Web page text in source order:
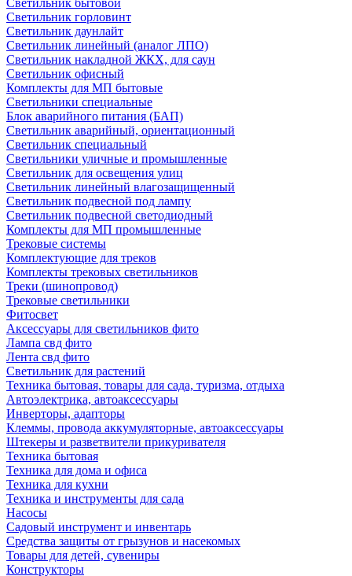
Светильник бытовой
Светильник горловинт
Светильник даунлайт
Светильник линейный (аналог ЛПО)
Светильник накладной ЖКХ, для саун
Светильник офисный
Комплекты для МП бытовые
Светильники специальные
Блок аварийного питания (БАП)
Светильник аварийный, ориентационный
Светильник специальный
Светильники уличные и промышленные
Светильник для освещения улиц
Светильник линейный влагозащищенный
Светильник подвесной под лампу
Светильник подвесной светодиодный
Комплекты для МП промышленные
Трековые системы
Комплектующие для треков
Комплекты трековых светильников
Треки (шинопровод)
Трековые светильники
Фитосвет
Аксессуары для светильников фито
Лампа свд фито
Лента свд фито
Светильник для растений
Техника бытовая, товары для сада, туризма, отдыха
Автоэлектрика, автоаксессуары
Инверторы, адапторы
Клеммы, провода аккумуляторные, автоаксессуары
Штекеры и разветвители прикуривателя
Техника бытовая
Техника для дома и офиса
Техника для кухни
Техника и инструменты для сада
Насосы
Садовый инструмент и инвентарь
Средства защиты от грызунов и насекомых
Товары для детей, сувениры
Конструкторы